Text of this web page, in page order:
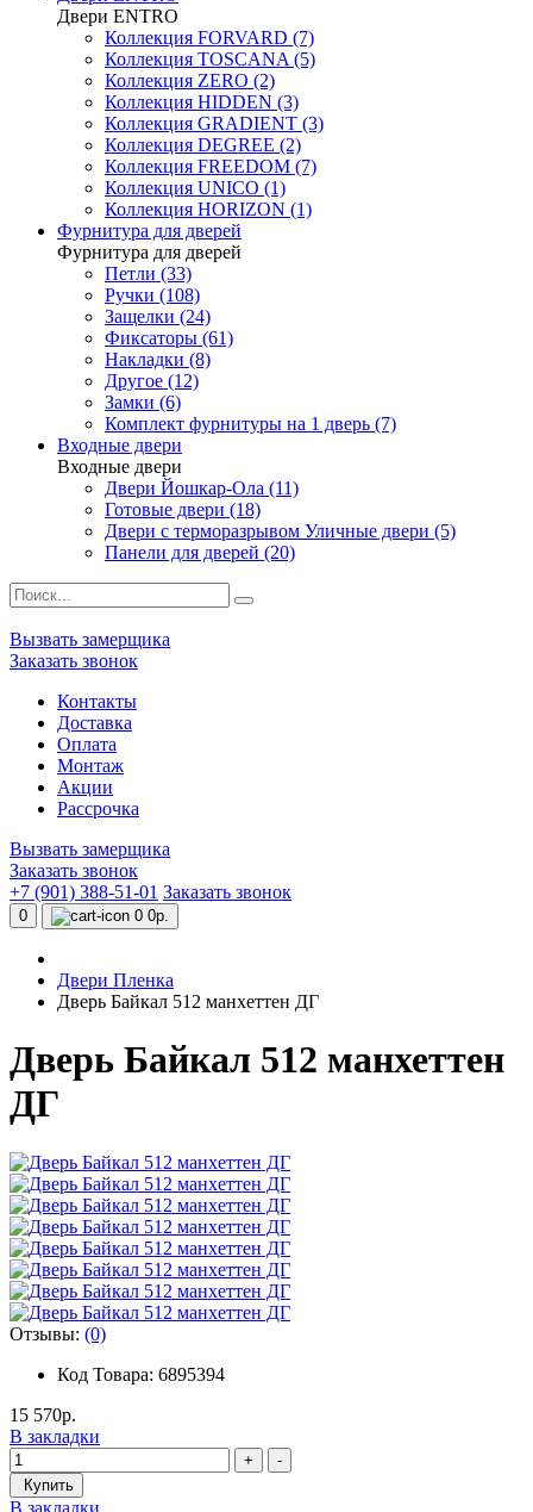
Двери ENTRO
Коллекция FORVARD (7)
Коллекция TOSCANA (5)
Коллекция ZERO (2)
Коллекция HIDDEN (3)
Коллекция GRADIENT (3)
Коллекция DEGREE (2)
Коллекция FREEDOM (7)
Коллекция UNICO (1)
Коллекция HORIZON (1)
Фурнитура для дверей
Фурнитура для дверей
Петли (33)
Ручки (108)
Защелки (24)
Фиксаторы (61)
Накладки (8)
Другое (12)
Замки (6)
Комплект фурнитуры на 1 дверь (7)
Входные двери
Входные двери
Двери Йошкар-Ола (11)
Готовые двери (18)
Двери с терморазрывом Уличные двери (5)
Панели для дверей (20)
Вызвать замерщика
Заказать звонок
Контакты
Доставка
Оплата
Монтаж
Акции
Рассрочка
Вызвать замерщика
Заказать звонок
+7 (901) 388-51-01 Заказать звонок
0 0 0р.
Двери Пленка
Дверь Байкал 512 манхеттен ДГ
Дверь Байкал 512 манхеттен
ДГ
Отзывы: (0)
Код Товара: 6895394
15 570р.
В закладки
+
-
Купить
В закладки